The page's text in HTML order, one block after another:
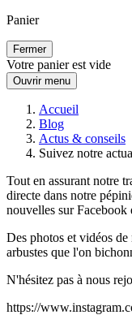
Panier
Fermer
Votre panier est vide
Ouvrir menu
Accueil
Blog
Actus & conseils
Suivez notre
Tout en assurant notre
directe dans notre
nouvelles sur Facebook
Des photos et vidéos
arbustes que l'on
N'hésitez pas à nous
https://